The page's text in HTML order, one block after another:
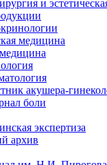
и
медицина
акушера-
боли
экспертиза
архив